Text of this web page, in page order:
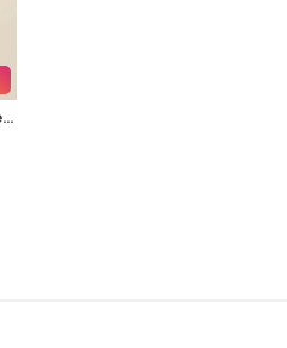
Erkek Kısa Kol Yazlık Tişört Bisiklet Yaka Baskılı Oversize T-Shirt - Siyah